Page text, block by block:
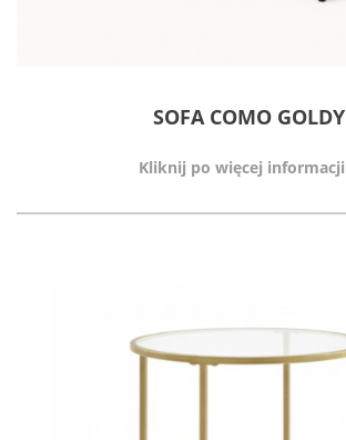
SOFA COMO GOLDY
Kliknij po więcej informacji